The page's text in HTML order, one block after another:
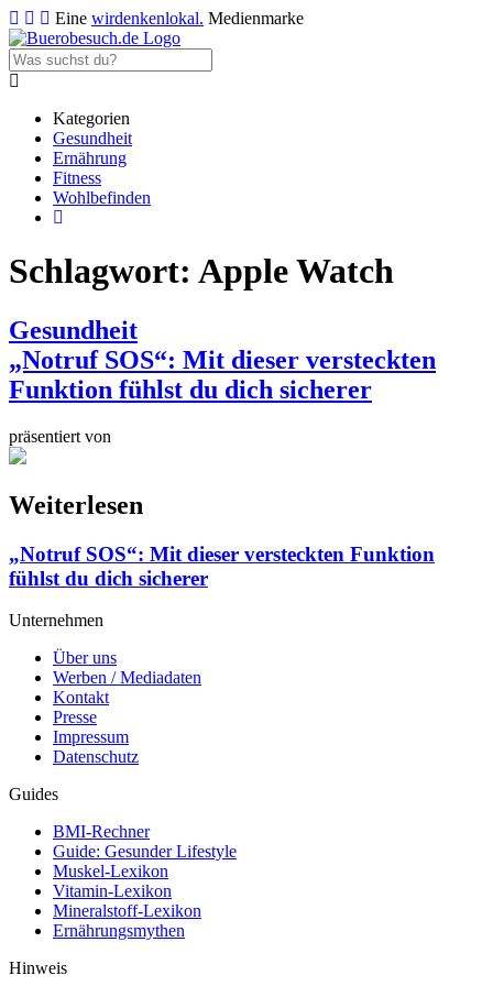
Eine wirdenkenlokal. Medienmarke
Kategorien
Gesundheit
Ernährung
Fitness
Wohlbefinden
Schlagwort: Apple Watch
Gesundheit
„Notruf SOS“: Mit dieser versteckten
Funktion fühlst du dich sicherer
präsentiert von
Weiterlesen
„Notruf SOS“: Mit dieser versteckten Funktion
fühlst du dich sicherer
Unternehmen
Über uns
Werben / Mediadaten
Kontakt
Presse
Impressum
Datenschutz
Guides
BMI-Rechner
Guide: Gesunder Lifestyle
Muskel-Lexikon
Vitamin-Lexikon
Mineralstoff-Lexikon
Ernährungsmythen
Hinweis